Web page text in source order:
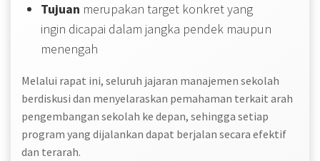
Tujuan merupakan target konkret yang
ingin dicapai dalam jangka pendek maupun
menengah
Melalui rapat ini, seluruh jajaran manajemen sekolah
berdiskusi dan menyelaraskan pemahaman terkait arah
pengembangan sekolah ke depan, sehingga setiap
program yang dijalankan dapat berjalan secara efektif
dan terarah.